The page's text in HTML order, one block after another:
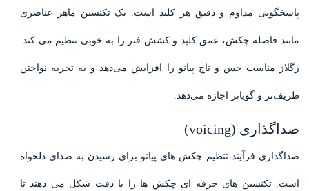
پاسخگویی مداوم و دقیق هر کلید است. یک تکنسین ماهر عناصری
مانند فاصله چکش، عمق کلید و کشش فنر را به خوبی تنظیم می کند.
رگلاژ مناسب حس و تاچ پیانو را افزایش می‌دهد و به تجربه نواختن
ظریف‌تر و گویاتر اجازه می‌دهد.
صداگذاری (voicing)
صداگذاری فرآیند تنظیم چکش های پیانو برای رسیدن به صدای دلخواه
است. تکنسین های حرفه ای چکش ها را با دقت شکل می دهند تا